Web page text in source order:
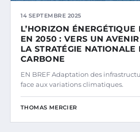
14 SEPTEMBRE 2025
L’HORIZON ÉNERGÉTIQUE
EN 2050 : VERS UN
LA STRATÉGIE
CARBONE
EN BREF Adaptation des
face aux variations climatiques.
THOMAS MERCIER